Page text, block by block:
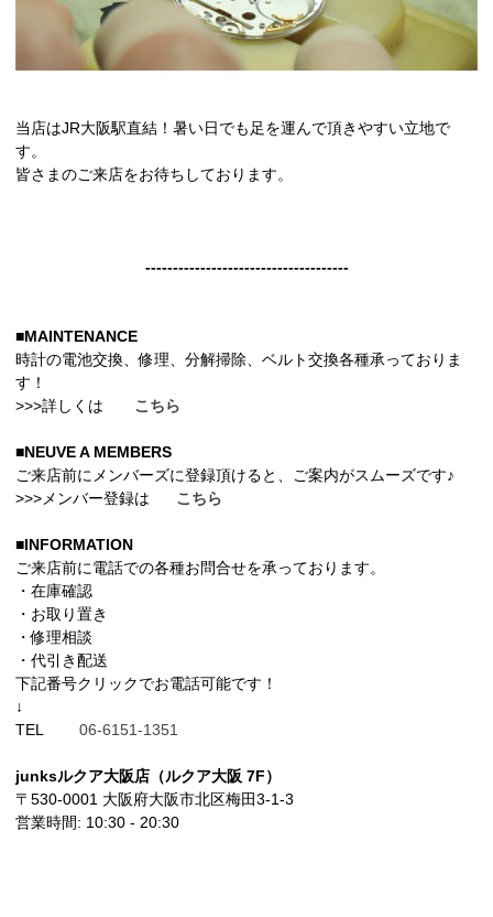
当店はJR大阪駅直結！暑い日でも足を運んで頂きやすい立地で
す。
皆さまのご来店をお待ちしております。
-------------------------------------
■MAINTENANCE
時計の電池交換、修理、分解掃除、ベルト交換各種承っておりま
す！
>>>詳しくは
こちら
■NEUVE A MEMBERS
ご来店前にメンバーズに登録頂けると、ご案内がスムーズです♪
>>>メンバー登録は
こちら
■INFORMATION
ご来店前に電話での各種お問合せを承っております。
・在庫確認
・お取り置き
・修理相談
・代引き配送
下記番号クリックでお電話可能です！
↓
TEL 06-6151-1351
junksルクア大阪店（ルクア大阪 7F）
〒530-0001 大阪府大阪市北区梅田3-1-3
営業時間: 10:30 - 20:30